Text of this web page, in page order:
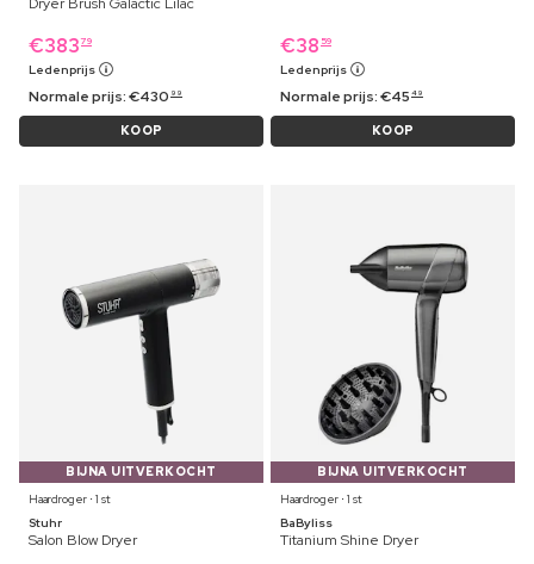
€383 79
Ledenprijs
Normale prijs:€430 99
KOOP
€38 59
Ledenprijs
Normale prijs:€45 49
KOOP
BIJNA UITVERKOCHT
Haardroger ⋅ 1 st
Stuhr
Salon Blow Dryer
BIJNA UITVERKOCHT
Haardroger ⋅ 1 st
BaByliss
Titanium Shine Dryer